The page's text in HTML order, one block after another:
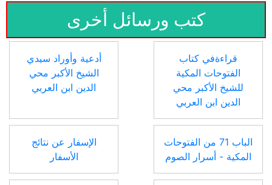
كتب ورسائل أخرى
قراءةفي كتاب
الفتوحات المكية
للشيخ الأكبر محي
الدين ابن العربي
أدعية وأوراد سيدي
الشيخ الأكبر محي
الدين ابن العربي
الباب 71 من الفتوحات
المكية - أسرار الصوم
الإسفار عن نتائج
الأسفار